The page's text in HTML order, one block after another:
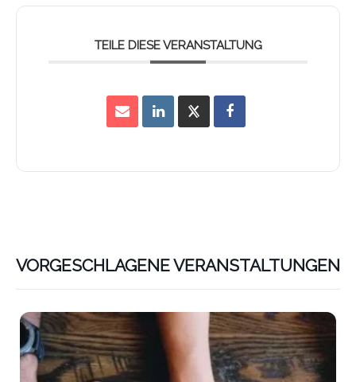
TEILE DIESE VERANSTALTUNG
VORGESCHLAGENE VERANSTALTUNGEN